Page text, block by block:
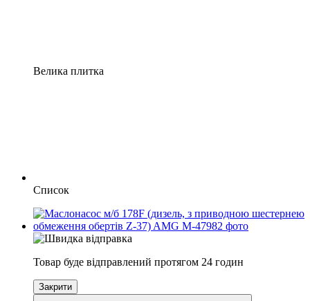
Велика плитка
Список
Товар буде відправлений протягом 24 годин
Закрити